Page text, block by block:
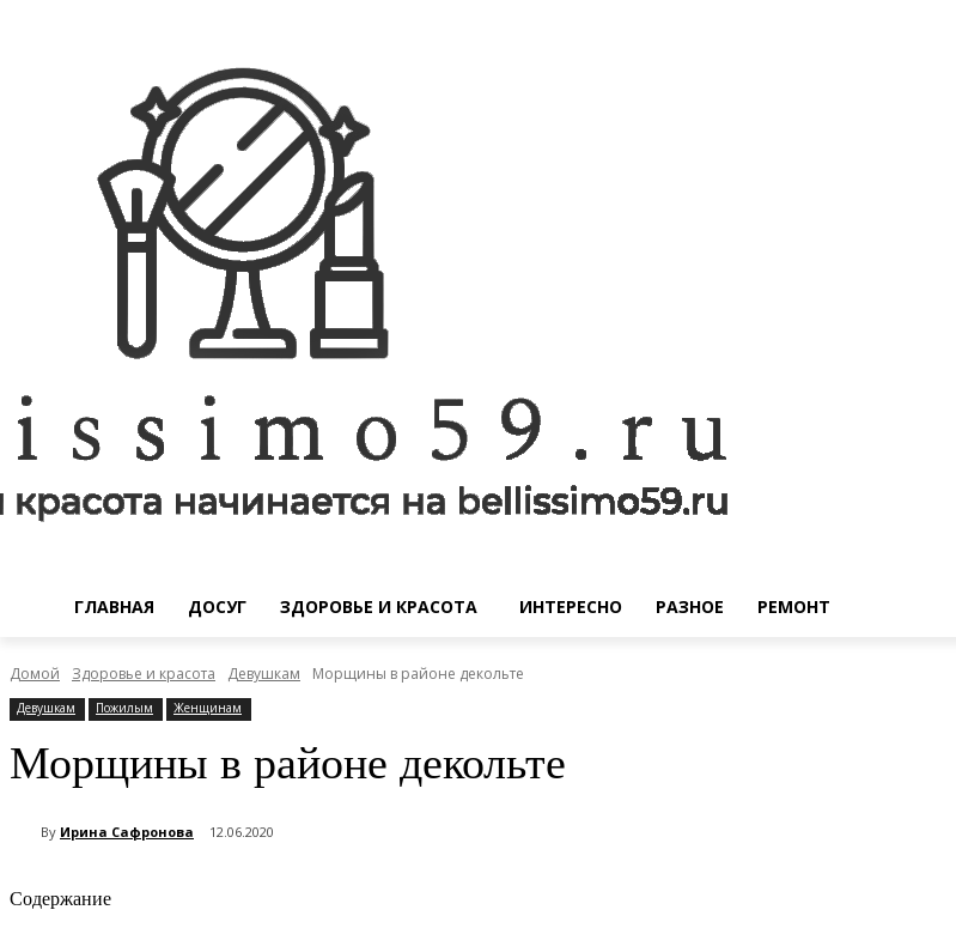
ГЛАВНАЯ ДОСУГ ЗДОРОВЬЕ И КРАСОТА ИНТЕРЕСНО РАЗНОЕ РЕМОНТ
Домой Здоровье и красота Девушкам Морщины в районе декольте
Девушкам Пожилым Женщинам
Морщины в районе декольте
By Ирина Сафронова 12.06.2020
Содержание